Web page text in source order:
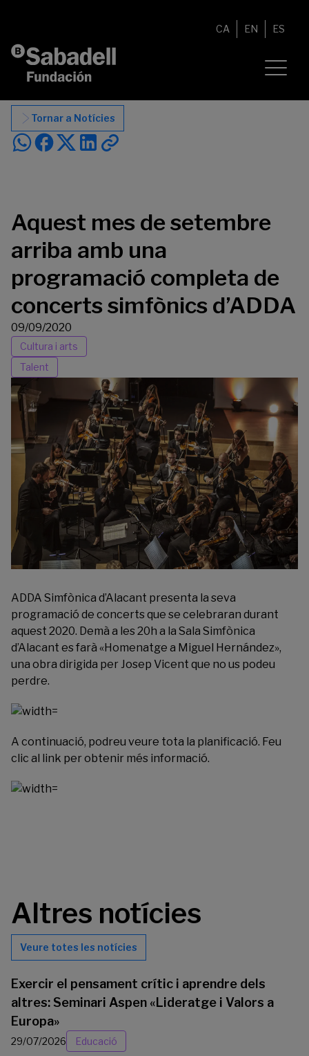
CA EN ES
Tornar a Notícies
Aquest mes de setembre
arriba amb una
programació completa de
concerts simfònics d’ADDA
09/09/2020
Cultura i arts
Talent
ADDA Simfònica d’Alacant presenta la seva
programació de concerts que se celebraran durant
aquest 2020. Demà a les 20h a la Sala Simfònica
d’Alacant es farà «Homenatge a Miguel Hernández»,
una obra dirigida per Josep Vicent que no us podeu
perdre.
A continuació, podreu veure tota la planificació. Feu
clic al link per obtenir més informació.
Altres notícies
Veure totes les notícies
Exercir el pensament crític i aprendre dels
altres: Seminari Aspen «Lideratge i Valors a
Europa»
29/07/2026 Educació